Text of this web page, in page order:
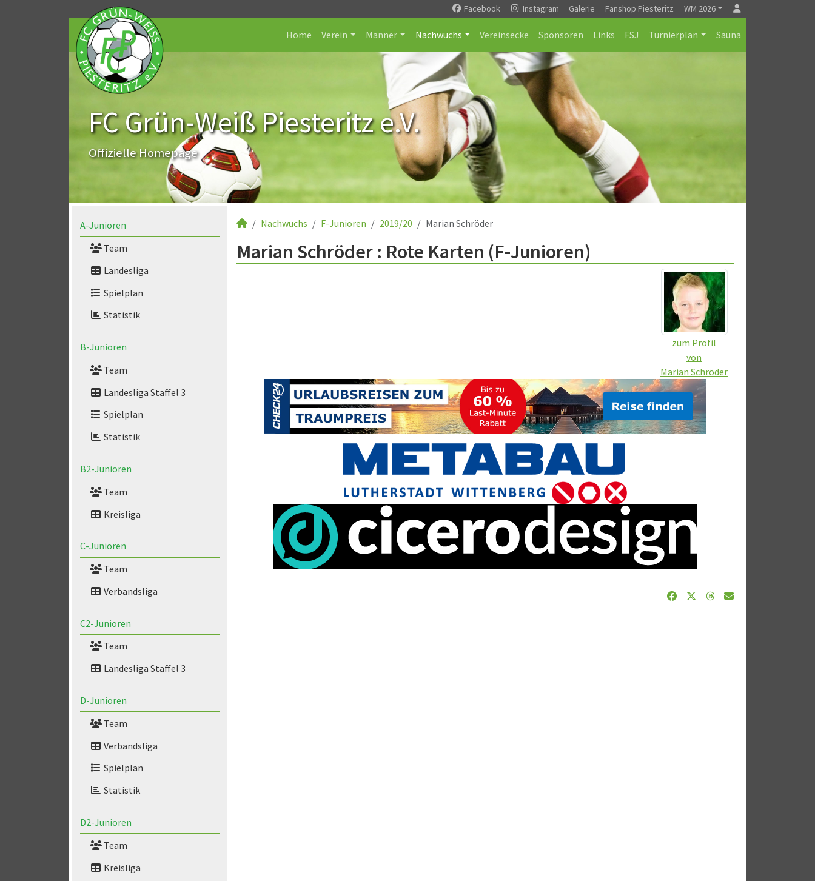
Facebook Instagram Galerie Fanshop Piesteritz WM 2026
Home Verein Männer Nachwuchs Vereinsecke Sponsoren Links FSJ Turnierplan Sauna
FC Grün-Weiß Piesteritz e.V.
Offizielle Homepage
A-Junioren
Team
Landesliga
Spielplan
Statistik
B-Junioren
Team
Landesliga Staffel 3
Spielplan
Statistik
B2-Junioren
Team
Kreisliga
C-Junioren
Team
Verbandsliga
C2-Junioren
Team
Landesliga Staffel 3
D-Junioren
Team
Verbandsliga
Spielplan
Statistik
D2-Junioren
Team
Kreisliga
Nachwuchs F-Junioren 2019/20 Marian Schröder
Marian Schröder : Rote Karten (F-Junioren)
zum Profil
von
Marian Schröder